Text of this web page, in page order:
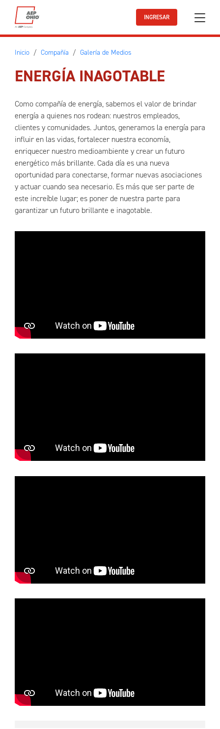
Ir al contenido principal
INGRESAR
Inicio Compañía Galería de Medios
ENERGÍA INAGOTABLE
Como compañía de energía, sabemos el valor de brindar
energía a quienes nos rodean: nuestros empleados,
clientes y comunidades. Juntos, generamos la energía para
influir en las vidas, fortalecer nuestra economía,
enriquecer nuestro medioambiente y crear un futuro
energético más brillante. Cada día es una nueva
oportunidad para conectarse, formar nuevas asociaciones
y actuar cuando sea necesario. Es más que ser parte de
este increíble lugar; es poner de nuestra parte para
garantizar un futuro brillante e inagotable.